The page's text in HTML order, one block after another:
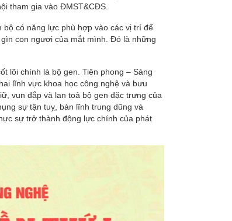
tham gia vào ĐMST&CĐS.
có năng lực phù hợp vào các vị trí để
con ngươi của mắt mình. Đó là những
lõi chính là bộ gen. Tiên phong – Sáng
lĩnh vực khoa học công nghệ và bưu
vun đắp và lan toả bộ gen đặc trưng của
sự tận tuỵ, bản lĩnh trung dũng và
sự trở thành động lực chính của phát